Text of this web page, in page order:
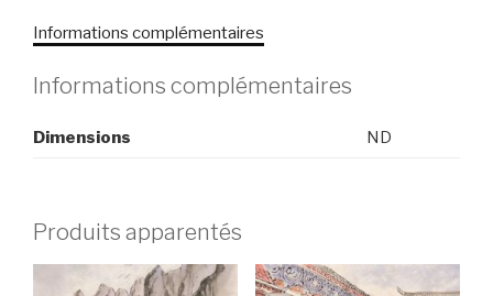
Shaolin,
pays
de
Informations complémentaires
Informations complémentaires
Dimensions ND
Produits apparentés